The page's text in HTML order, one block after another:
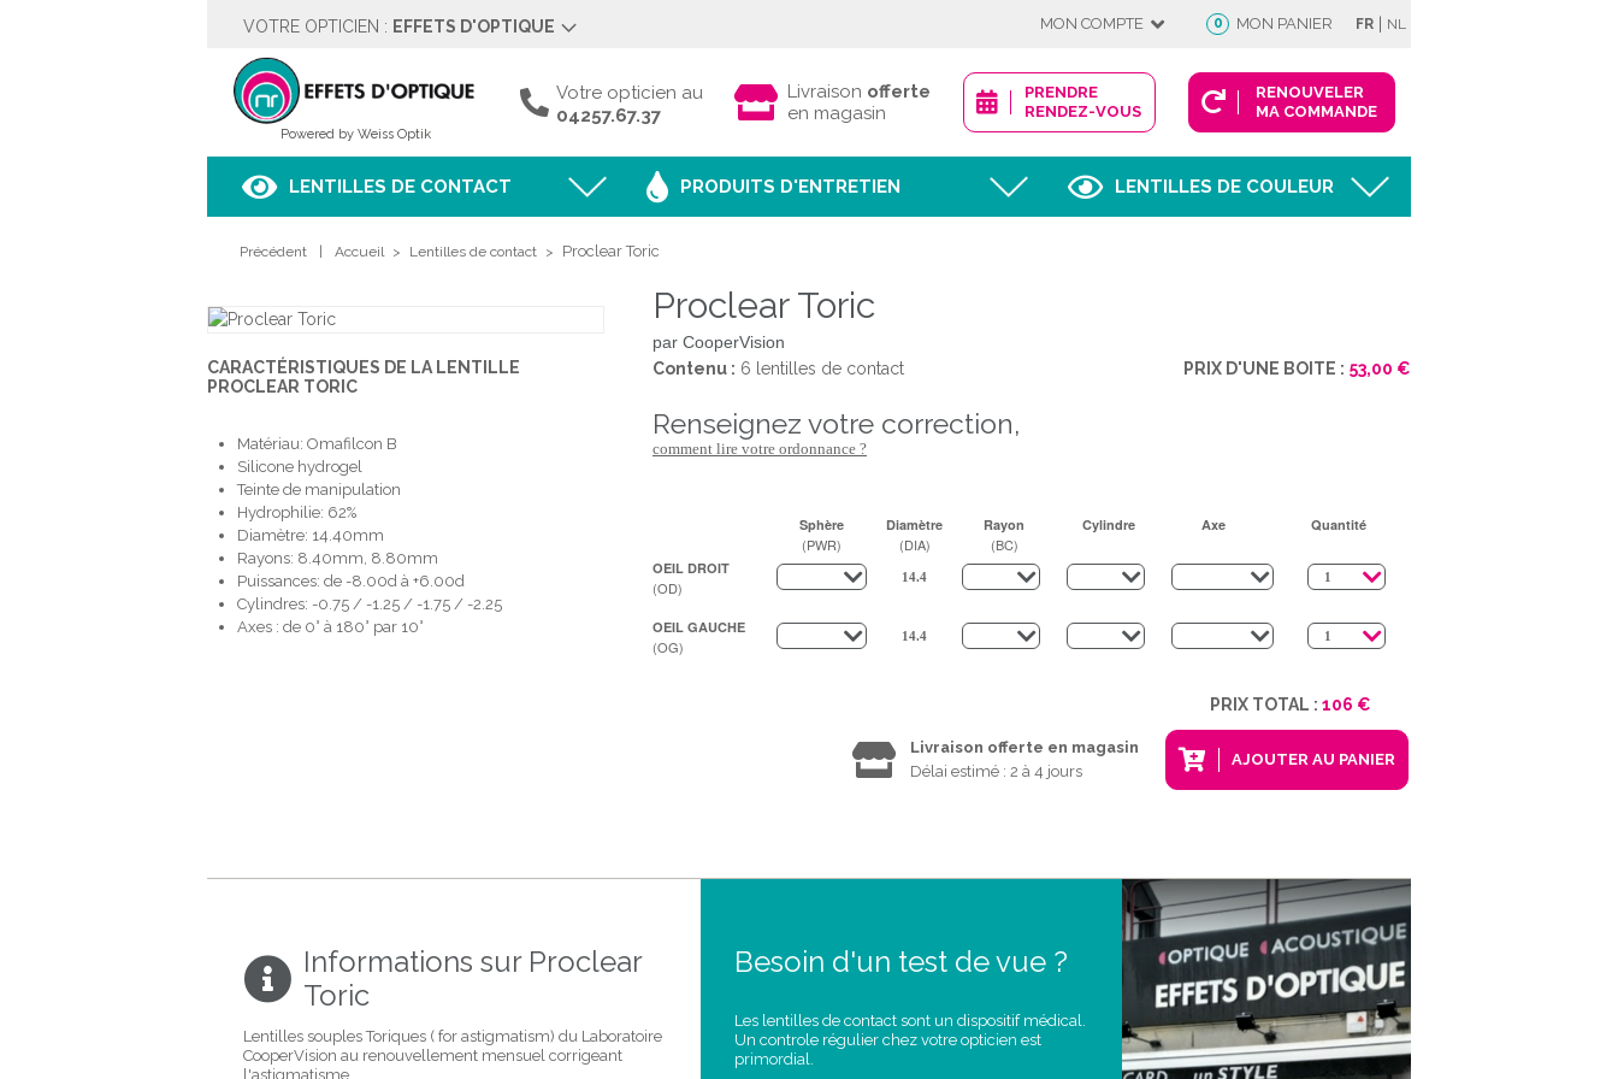
VOTRE OPTICIEN : EFFETS D'OPTIQUE
Rue des Moulins 5
04257.67.37
Voir sur le plan
HORAIRES
Lundi
Fermé
Jeudi
9h00 à 18h00
Samedi
9h00 à 18h00
Dimanche
Fermé
PRENDRE RENDEZ-VOUS
MON COMPTE
Déjà client ?
Afficher
Nouveau client ?
0 MON PANIER FR | NL
Powered by Weiss Optik
Votre opticien au
04257.67.37
Livraison offerte
en magasin
PRENDRE
RENDEZ-VOUS
RENOUVELER
MA COMMANDE
LENTILLES DE CONTACT PRODUITS D'ENTRETIEN LENTILLES DE COULEUR
Précédent Accueil > Lentilles de contact > Proclear Toric
Proclear Toric
par CooperVision
Contenu : 6 lentilles de contact PRIX D'UNE BOITE : 53,00 €
renseignez votre correction,
comment lire votre ordonnance ?
Sphère
(PWR)
Diamètre
(DIA)
Rayon
(BC)
Cylindre Axe Quantité
OEIL DROIT
(OD)
OEIL GAUCHE
(OG)
PRIX TOTAL : 106 €
AJOUTER AU PANIER
Livraison offerte en magasin
Délai estimé : 2 à 4 jours
CARACTÉRISTIQUES DE LA LENTILLE
PROCLEAR TORIC
Matériau: Omafilcon B
Silicone hydrogel
Teinte de manipulation
Hydrophilie: 62%
Diamètre: 14.40mm
Rayons: 8.40mm, 8.80mm
Puissances: de -8.00d à +6.00d
Cylindres: -0.75 / -1.25 / -1.75 / -2.25
Axes : de 0° à 180° par 10°
Informations sur Proclear
Toric
Lentilles souples Toriques ( for astigmatism) du Laboratoire
CooperVision au renouvellement mensuel corrigeant
l'astigmatisme.
Besoin d'un test de vue ?
Les lentilles de contact sont un dispositif médical.
Un controle régulier chez votre opticien est
primordial.